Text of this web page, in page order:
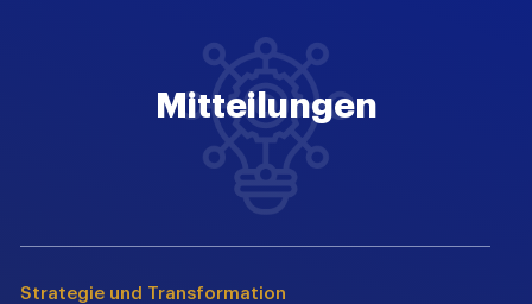
Mitteilungen
Strategie und Transformation